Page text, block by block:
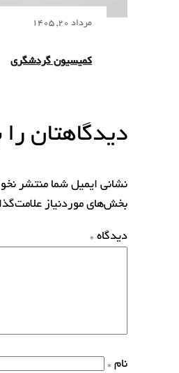
مرداد 20, 1405
کمیسیون گردشگری
دیدگاهتان
نشانی ایمیل شما منتشر
بخش‌های موردنیاز
دیدگاه *
نام *